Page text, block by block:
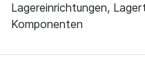
Lagereinrichtungen,
Komponenten